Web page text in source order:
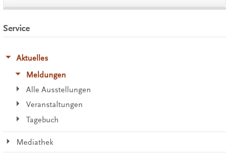
Service
Aktuelles
Meldungen
Alle Ausstellungen
Veranstaltungen
Tagebuch
Mediathek